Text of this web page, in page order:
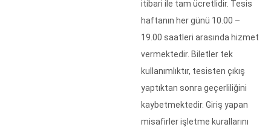
itibari ile tam ücretlidir. Tesis
haftanın her günü 10.00 –
19.00 saatleri arasında hizmet
vermektedir. Biletler tek
kullanımlıktır, tesisten çıkış
yaptıktan sonra geçerliliğini
kaybetmektedir. Giriş yapan
misafirler işletme kurallarını